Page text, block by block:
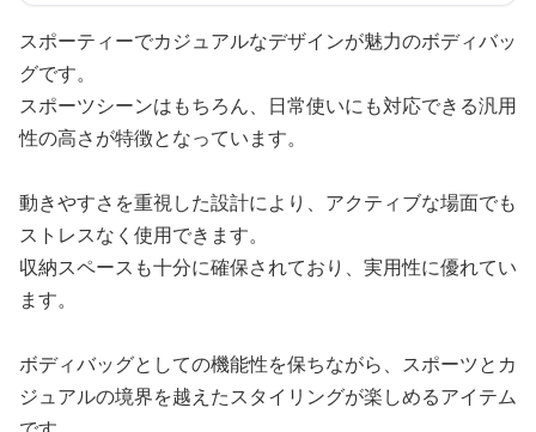
スポーティーでカジュアルなデザインが魅力のボディバッ
グです。
スポーツシーンはもちろん、日常使いにも対応できる汎用
性の高さが特徴となっています。
動きやすさを重視した設計により、アクティブな場面でも
ストレスなく使用できます。
収納スペースも十分に確保されており、実用性に優れてい
ます。
ボディバッグとしての機能性を保ちながら、スポーツとカ
ジュアルの境界を越えたスタイリングが楽しめるアイテム